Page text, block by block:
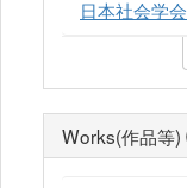
日本社会学会
Works(作品等)